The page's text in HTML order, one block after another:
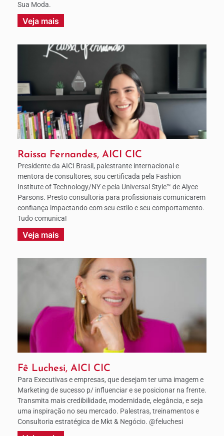
Sua Moda.
Veja mais
Raissa Fernandes, AICI CIC
Presidente da AICI Brasil, palestrante internacional e
mentora de consultores, sou certificada pela Fashion
Institute of Technology/NY e pela Universal Style™ de Alyce
Parsons. Presto consultoria para profissionais comunicarem
confiança impactando com seu estilo e seu comportamento.
Tudo comunica!
Veja mais
Fê Luchesi, AICI CIC
Para Executivas e empresas, que desejam ter uma imagem e
Marketing de sucesso p/ influenciar e se posicionar na frente.
Transmita mais credibilidade, modernidade, elegância, e seja
uma inspiração no seu mercado. Palestras, treinamentos e
Consultoria estratégica de Mkt & Negócio. @feluchesi